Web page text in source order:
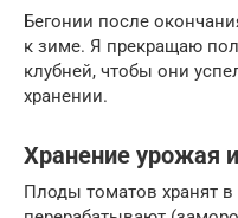
Бегонии после
к зиме. Я прекращаю
клубней, чтобы они
хранении.
Хранение урожая
Плоды томатов хранят